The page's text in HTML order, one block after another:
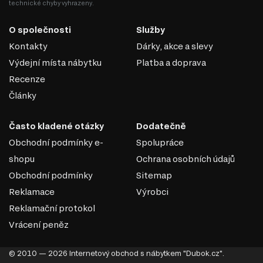
technické chyby vyhrazeny.
O společnosti
Kontakty
Výdejní místa nábytku
Recenze
Články
Služby
Dárky, akce a slevy
Platba a doprava
Často kladené otázky
Obchodní podmínky e-
shopu
Obchodní podmínky
Reklamace
Reklamační protokol
Vrácení peněz
Dodatečně
Spolupráce
Ochrana osobních údajů
Sitemap
Výrobci
© 2010 — 2026 Internetový obchod s nábytkem "Dubok.cz".